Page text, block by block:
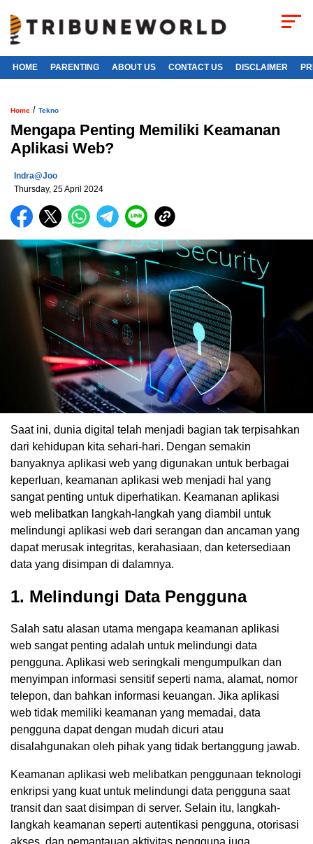
HOME PARENTING ABOUT US CONTACT US DISCLAIMER
Home / Tekno
Mengapa Penting Memiliki Keamanan
Aplikasi Web?
Indra@joo
Thursday, 25 April 2024
Saat ini, dunia digital telah menjadi bagian tak terpisahkan
dari kehidupan kita sehari-hari. Dengan semakin
banyaknya aplikasi web yang digunakan untuk berbagai
keperluan, keamanan aplikasi web menjadi hal yang
sangat penting untuk diperhatikan. Keamanan aplikasi
web melibatkan langkah-langkah yang diambil untuk
melindungi aplikasi web dari serangan dan ancaman yang
dapat merusak integritas, kerahasiaan, dan ketersediaan
data yang disimpan di dalamnya.
1. Melindungi Data Pengguna
Salah satu alasan utama mengapa keamanan aplikasi
web sangat penting adalah untuk melindungi data
pengguna. Aplikasi web seringkali mengumpulkan dan
menyimpan informasi sensitif seperti nama, alamat, nomor
telepon, dan bahkan informasi keuangan. Jika aplikasi
web tidak memiliki keamanan yang memadai, data
pengguna dapat dengan mudah dicuri atau
disalahgunakan oleh pihak yang tidak bertanggung jawab.
Keamanan aplikasi web melibatkan penggunaan teknologi
enkripsi yang kuat untuk melindungi data pengguna saat
transit dan saat disimpan di server. Selain itu, langkah-
langkah keamanan seperti autentikasi pengguna, otorisasi